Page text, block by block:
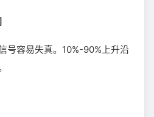
号容易失真。10%-90%上升沿